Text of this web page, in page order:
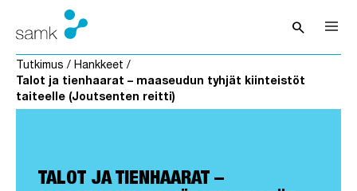
Siirry sisältöön
searchAvaa haku
Tutkimus / Hankkeet /
Talot ja tienhaarat – maaseudun tyhjät kiinteistöt
taiteelle (Joutsenten reitti)
TALOT JA TIENHAARAT –